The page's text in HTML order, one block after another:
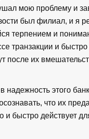
мою проблему и
был филиал, и я
терпением и
транзакции и быстро
после их
этого
что их
быстро действует